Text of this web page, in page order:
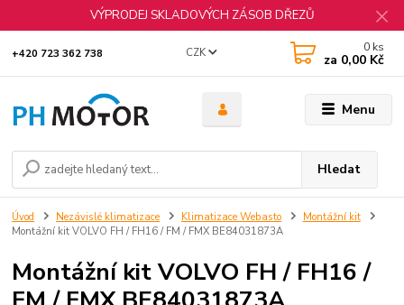
VÝPRODEJ SKLADOVÝCH ZÁSOB DŘEZŮ
Menu
CZK
Hledat
+420 723 362 738 0 ks
za 0,00 Kč
Úvod Nezávislé klimatizace Klimatizace Webasto
Montážní kit
Montážní kit VOLVO FH / FH16 / FM / FMX BE84031873A
Montážní kit VOLVO FH / FH16 /